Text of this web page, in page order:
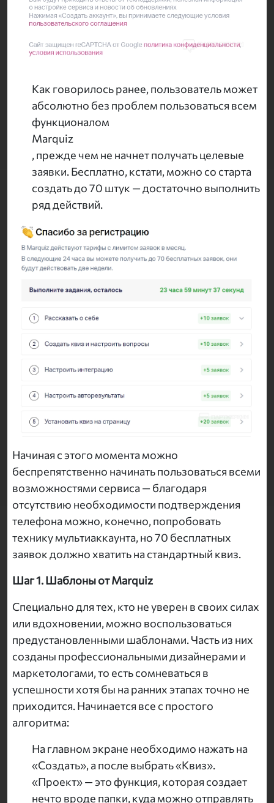
Как говорилось ранее, пользователь может
абсолютно без проблем пользоваться всем
функционалом
Marquiz
, прежде чем не начнет получать целевые
заявки. Бесплатно, кстати, можно со старта
создать до 70 штук — достаточно выполнить
ряд действий.
Начиная с этого момента можно
беспрепятственно начинать пользоваться всеми
возможностями сервиса — благодаря
отсутствию необходимости подтверждения
телефона можно, конечно, попробовать
технику мультиаккаунта, но 70 бесплатных
заявок должно хватить на стандартный квиз.
Шаг 1. Шаблоны от Marquiz
Специально для тех, кто не уверен в своих силах
или вдохновении, можно воспользоваться
предустановленными шаблонами. Часть из них
созданы профессиональными дизайнерами и
маркетологами, то есть сомневаться в
успешности хотя бы на ранних этапах точно не
приходится. Начинается все с простого
алгоритма:
На главном экране необходимо нажать на
«Создать», а после выбрать «Квиз».
«Проект» — это функция, которая создает
нечто вроде папки, куда можно отправлять